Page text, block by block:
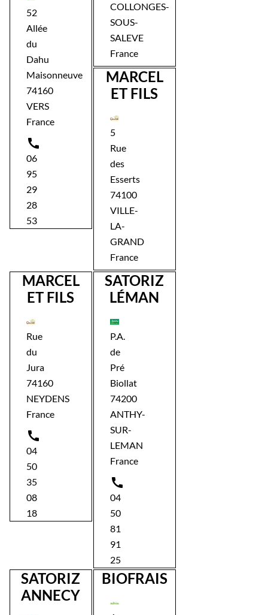
52
Allée
du
Dahu
Maisonneuve
74160
VERS
France

06
95
29
28
53
COLLONGES-
SOUS-
SALEVE
France
MARCEL
ET FILS
5
Rue
des
Esserts
74100
VILLE-
LA-
GRAND
France
MARCEL
ET FILS
Rue
du
Jura
74160
NEYDENS
France

04
50
35
08
18
SATORIZ
LÉMAN
P.A.
de
Pré
Biollat
74200
ANTHY-
SUR-
LEMAN
France

04
50
81
91
25
SATORIZ
ANNECY
BIOFRAIS